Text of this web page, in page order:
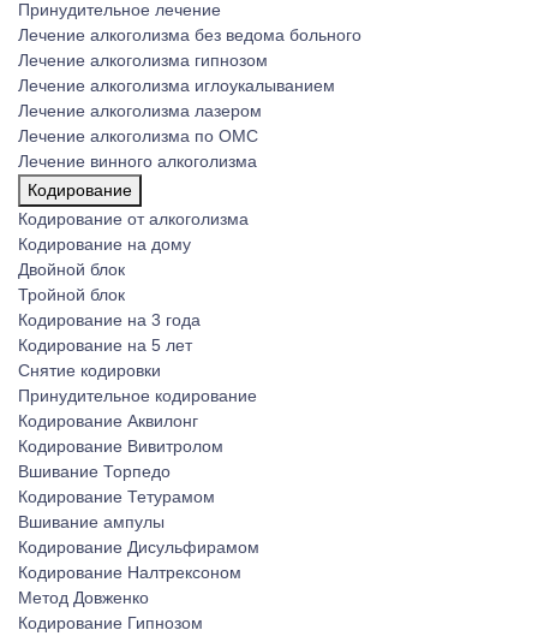
Принудительное лечение
Лечение алкоголизма без ведома больного
Лечение алкоголизма гипнозом
Лечение алкоголизма иглоукалыванием
Лечение алкоголизма лазером
Лечение алкоголизма по ОМС
Лечение винного алкоголизма
Кодирование
Кодирование от алкоголизма
Кодирование на дому
Двойной блок
Тройной блок
Кодирование на 3 года
Кодирование на 5 лет
Снятие кодировки
Принудительное кодирование
Кодирование Аквилонг
Кодирование Вивитролом
Вшивание Торпедо
Кодирование Тетурамом
Вшивание ампулы
Кодирование Дисульфирамом
Кодирование Налтрексоном
Метод Довженко
Кодирование Гипнозом